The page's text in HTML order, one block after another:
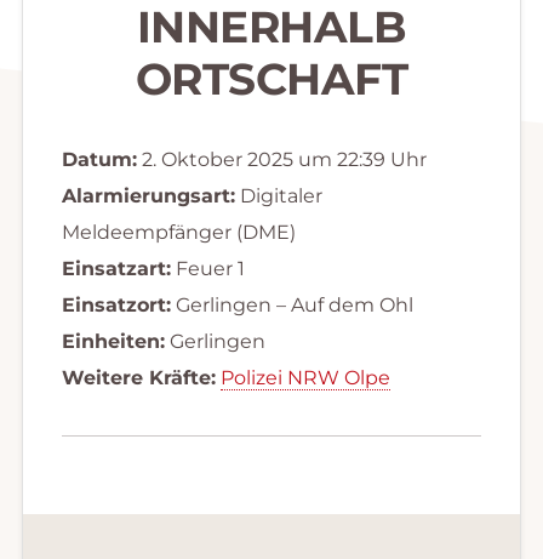
INNERHALB
ORTSCHAFT
Datum:2. Oktober 2025 um 22:39 Uhr
Alarmierungsart:Digitaler
Meldeempfänger (DME)
Einsatzart:Feuer 1
Einsatzort:Gerlingen – Auf dem Ohl
Einheiten:Gerlingen
Weitere Kräfte: Polizei NRW Olpe